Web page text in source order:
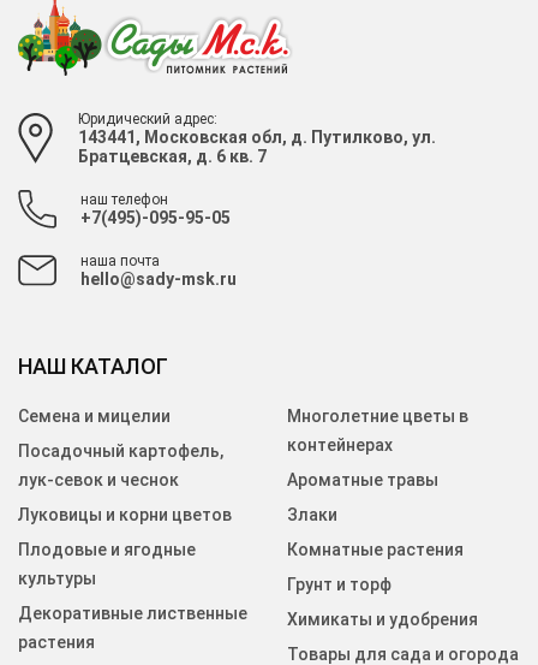
Юридический адрес:
143441, Московская обл, д. Путилково, ул.
Братцевская, д. 6 кв. 7
наш телефон
+7(495)-095-95-05
наша почта
hello@sady-msk.ru
НАШ КАТАЛОГ
Семена и мицелии
Посадочный картофель,
лук-севок и чеснок
Луковицы и корни цветов
Плодовые и ягодные
культуры
Декоративные лиственные
растения
Многолетние цветы в
контейнерах
Ароматные травы
Злаки
Комнатные растения
Грунт и торф
Химикаты и удобрения
Товары для сада и огорода